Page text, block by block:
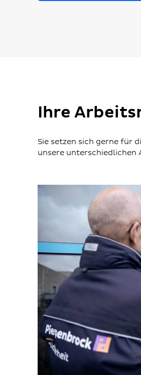
Ihre
Sie setzen sich gerne für
unsere unterschiedlichen